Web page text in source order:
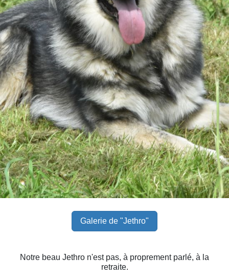
Galerie de "Jethro"
Notre beau Jethro n'est pas, à proprement parlé, à la
retraite.